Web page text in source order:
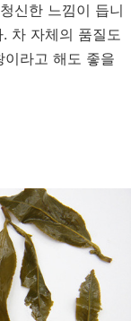
신한 느낌이 듭니
차 자체의 품질도
라고 해도 좋을